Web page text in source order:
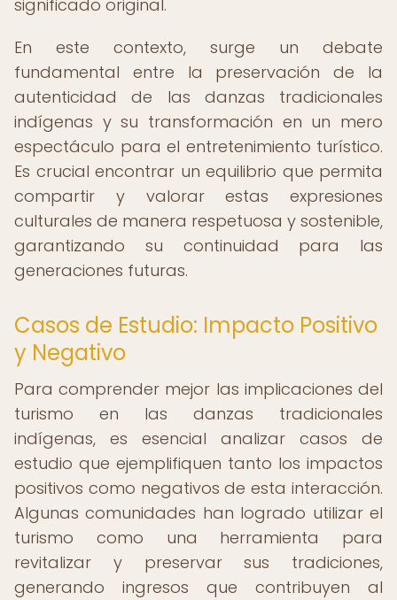
significado original.
En este contexto, surge un debate
fundamental entre la preservación de la
autenticidad de las danzas tradicionales
indígenas y su transformación en un mero
espectáculo para el entretenimiento turístico.
Es crucial encontrar un equilibrio que permita
compartir y valorar estas expresiones
culturales de manera respetuosa y sostenible,
garantizando su continuidad para las
generaciones futuras.
Casos de Estudio: Impacto Positivo
y Negativo
Para comprender mejor las implicaciones del
turismo en las danzas tradicionales
indígenas, es esencial analizar casos de
estudio que ejemplifiquen tanto los impactos
positivos como negativos de esta interacción.
Algunas comunidades han logrado utilizar el
turismo como una herramienta para
revitalizar y preservar sus tradiciones,
generando ingresos que contribuyen al